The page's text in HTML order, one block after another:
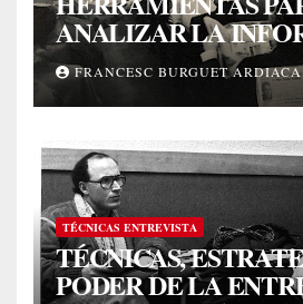
ANALIZAR LA
FRANCESC BURGUET ARDIACA
TÉCNICAS ENTREVISTA
TÉCNICAS,
PODER DE LA